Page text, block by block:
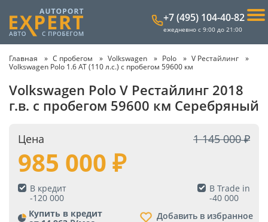
+7 (495) 104-40-82
ежедневно с 9:00 до 21:00
Главная С пробегом Volkswagen Polo
V Рестайлинг
Volkswagen Polo 1.6 AT (110 л.с.) с пробегом 59600 км
Volkswagen Polo V Рестайлинг 2018
г.в. с пробегом 59600 км Серебряный
Цена 1 145 000
985 000
В кредит
-120 000
В Trade in
-40 000
Купить в кредит
Добавить в избранное